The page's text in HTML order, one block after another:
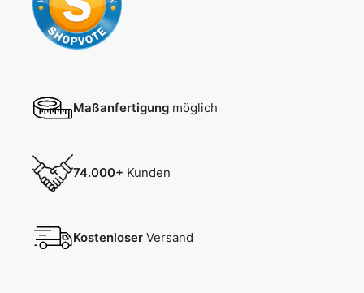
Maßanfertigung möglich
74.000+ Kunden
Kostenloser Versand